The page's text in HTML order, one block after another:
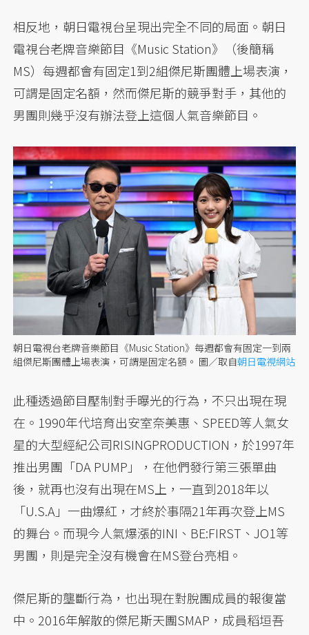
相反地，朝日電視台呈現出完全不同的局面。朝日
電視台老牌音樂節目《Music Station》（後簡稱
MS）每週都會有固定1到2組傑尼斯團體上場表演，
可謂是固定名額，然而傑尼斯的競爭對手，其他的
男團則幾乎沒有辦法登上這個人氣音樂節目。
朝日電視台老牌音樂節目《Music Station》每週都會有固定一到兩
組傑尼斯團體上場表演，可謂是固定名額。 圖／取自朝日電視網站
此種透過節目壓制對手曝光的行為，不只出現在現
在。1990年代培育出安室奈美惠、SPEED等人氣女
星的大型經紀公司RISINGPRODUCTION，於1997年
推出男團「DA PUMP」，在他們發行第三張單曲
後，就再也沒有出現在MS上，一直到2018年以
「U.S.A」一曲爆紅，才終於事隔21年再次登上MS
的舞台。而現今人氣爆漲的INI、BE:FIRST、JO1等
男團，則是完全沒有機會在MS登台亮相。
傑尼斯的壟斷行為，也出現在對脫團成員的報復當
中。2016年解散的傑尼斯天團SMAP，成員稻垣吾